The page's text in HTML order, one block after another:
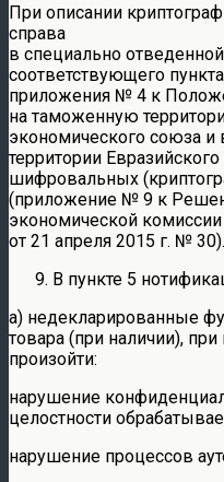
При описании
справа
в специально
соответствующего
приложения № 4 к
на таможенную
экономического союза
территории
шифровальных
(приложение № 9 к
экономической комиссии
от 21 апреля 2015 г. № 30).
В пункте 5
а) недекларированные
товара (при наличии),
произойти:
нарушение
целостности
нарушение процессов